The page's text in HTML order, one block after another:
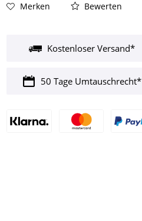
Merken Bewerten
Kostenloser Versand*
50 Tage Umtauschrecht*